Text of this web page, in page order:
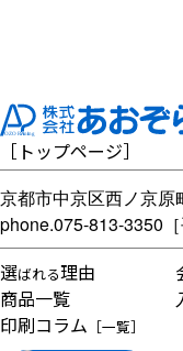
［ トップページ］
京都市中京区西ノ京原
phone.075-813-3350
選ばれる理由
商品一覧
印刷コラム ［一覧］